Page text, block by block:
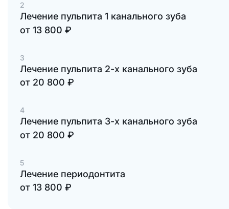
2
Лечение пульпита 1 канального зуба
от 13 800 руб.
₽
3
Лечение пульпита 2-х канального зуба
от 20 800 руб.
₽
4
Лечение пульпита 3-х канального зуба
от 20 800 руб.
₽
5
Лечение периодонтита
от 13 800 руб.
₽